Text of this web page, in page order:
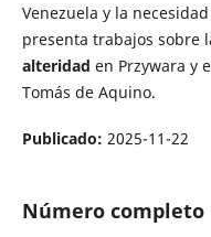
Venezuela y la
presenta trabajos sobre
alteridad en Przywara y
Tomás de Aquino.
Publicado: 2025-11-22
Número completo